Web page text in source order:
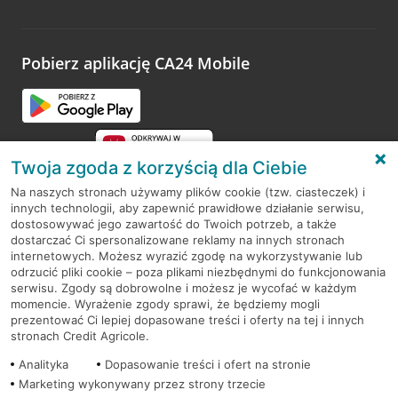
opinie.
Pobierz aplikację CA24 Mobile
RODO
Regulamin serwisu
Mapa serwisu
PolitykaCookies
Twoja zgoda z korzyścią dla Ciebie
Na naszych stronach używamy plików cookie (tzw. ciasteczek) i
innych technologii, aby zapewnić prawidłowe działanie serwisu,
dostosowywać jego zawartość do Twoich potrzeb, a także
dostarczać Ci spersonalizowane reklamy na innych stronach
internetowych. Możesz wyrazić zgodę na wykorzystywanie lub
odrzucić pliki cookie – poza plikami niezbędnymi do funkcjonowania
serwisu. Zgody są dobrowolne i możesz je wycofać w każdym
momencie. Wyrażenie zgody sprawi, że będziemy mogli
prezentować Ci lepiej dopasowane treści i oferty na tej i innych
stronach Credit Agricole.
Analityka
Dopasowanie treści i ofert na stronie
Marketing wykonywany przez strony trzecie